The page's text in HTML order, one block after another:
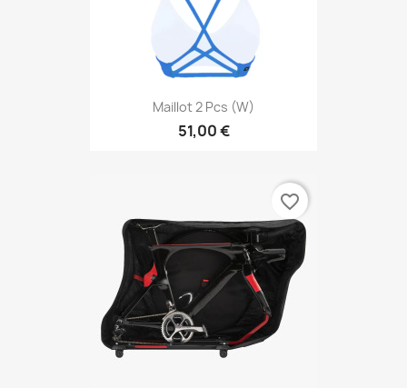
Maillot 2 Pcs (W)
51,00 €
favorite_border